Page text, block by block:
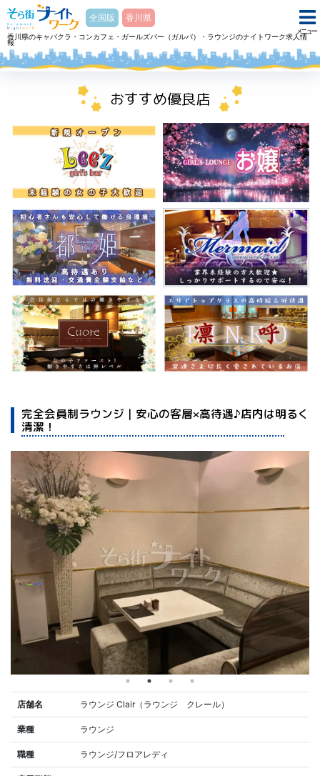
メニュー
そら街ナイトワーク
全国版
香川県
香川県のキャバクラ・コンカフェ・ガールズバー（ガルバ）・ラウンジのナイトワーク求人情
報
ホーム ラウンジ ラウンジ Clairラウンジ クレールのアルバイト・求人
おすすめ優良店
完全会員制ラウンジ｜安心の客層×高待遇♪店内は明るく
清潔！
店舗名 ラウンジ Clair（ラウンジ クレール）
業種 ラウンジ
職種 ラウンジ/フロアレディ